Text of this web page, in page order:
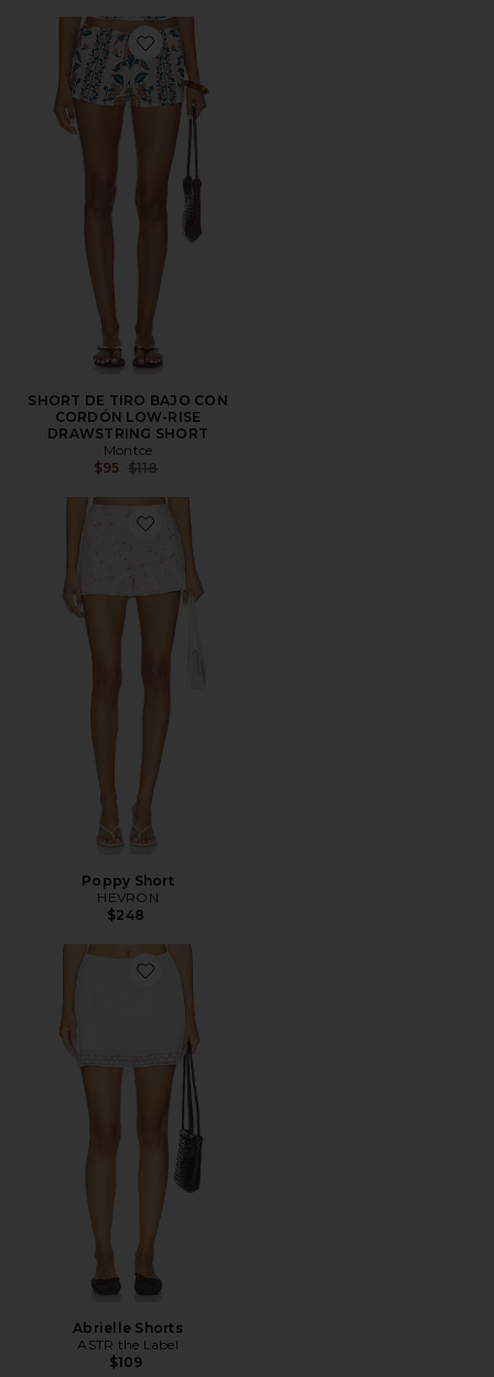
Favorite SHORT DE TIRO BAJO CON CORDÓN
SHORT DE TIRO BAJO CON
CORDÓN LOW-RISE
DRAWSTRING SHORT
Montce
$95 Previous price:
$118
Favorite Poppy Short
Poppy Short
HEVRON
$248
Favorite Abrielle Shorts
Abrielle Shorts
ASTR the Label
$109